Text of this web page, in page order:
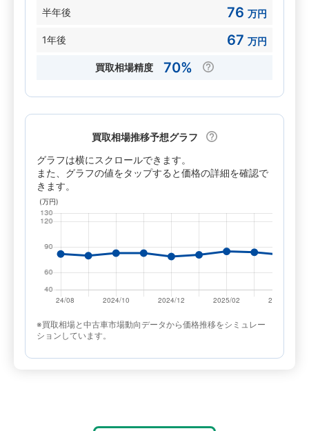
半年後 76 万円
1年後 67 万円
買取相場精度 70%
買取相場推移予想グラフ
グラフは横にスクロールできます。
また、グラフの値をタップすると価格の詳細を確認で
きます。
※買取相場と中古車市場動向データから価格推移をシミュレー
ションしています。